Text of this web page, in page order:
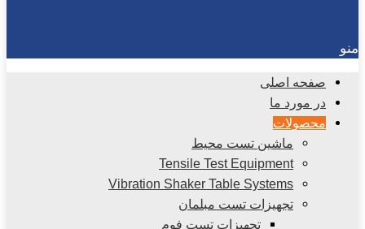
منو
صفحه اصلی
در مورد ما
محصولات
ماشین تست محیط
Tensile Test Equipment
Vibration Shaker Table Systems
تجهیزات تست مبلمان
تجهیزات تست فوم